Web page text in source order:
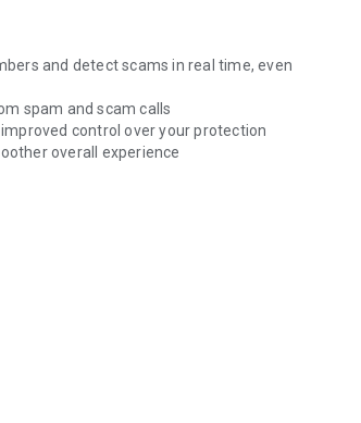
and detect scams in real time, even
spam and scam calls
control over your protection
overall experience